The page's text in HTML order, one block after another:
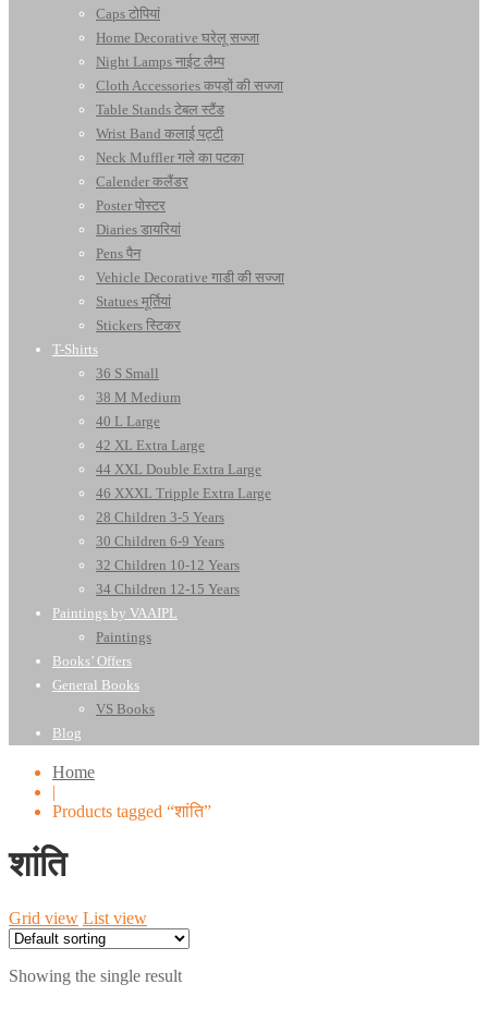
Caps टोपियां
Home Decorative घरेलू सज्जा
Night Lamps नाईट लैम्प
Cloth Accessories कपड़ों की सज्जा
Table Stands टेबल स्टैंड
Wrist Band कलाई पट्टी
Neck Muffler गले का पटका
Calender कलैंडर
Poster पोस्टर
Diaries डायरियां
Pens पैन
Vehicle Decorative गाडी की सज्जा
Statues मूर्तियां
Stickers स्टिकर
T-Shirts
36 S Small
38 M Medium
40 L Large
42 XL Extra Large
44 XXL Double Extra Large
46 XXXL Tripple Extra Large
28 Children 3-5 Years
30 Children 6-9 Years
32 Children 10-12 Years
34 Children 12-15 Years
Paintings by VAAIPL
Paintings
Books’ Offers
General Books
VS Books
Blog
Home
|
Products tagged “शांति”
शांति
Grid view List view
Showing the single result